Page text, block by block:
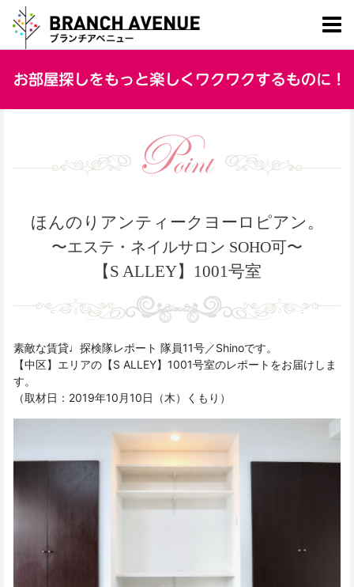
ほんのりアンティークヨーロピアン。
〜エステ・ネイルサロン SOHO可〜
【S ALLEY】1001号室
素敵な賃貸♩探検隊レポート 隊員11号／Shinoです。
【中区】エリアの【S ALLEY】1001号室のレポートをお届けしま
す。
（取材日：2019年10月10日（木）くもり）